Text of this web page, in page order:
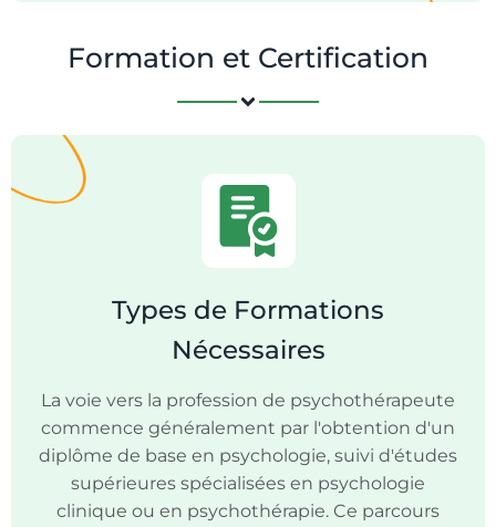
Formation et Certification
Types de Formations
Nécessaires
La voie vers la profession de psychothérapeute
commence généralement par l'obtention d'un
diplôme de base en psychologie, suivi d'études
supérieures spécialisées en psychologie
clinique ou en psychothérapie. Ce parcours